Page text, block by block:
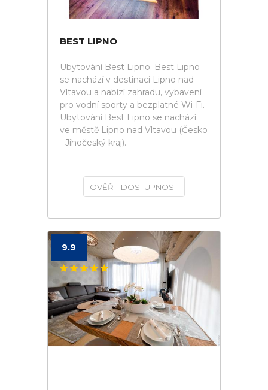
BEST LIPNO
Ubytování Best Lipno. Best Lipno
se nachází v destinaci Lipno nad
Vltavou a nabízí zahradu, vybavení
pro vodní sporty a bezplatné Wi-Fi.
Ubytování Best Lipno se nachází
ve městě Lipno nad Vltavou (Česko
- Jihočeský kraj).
OVĚŘIT DOSTUPNOST
9.9